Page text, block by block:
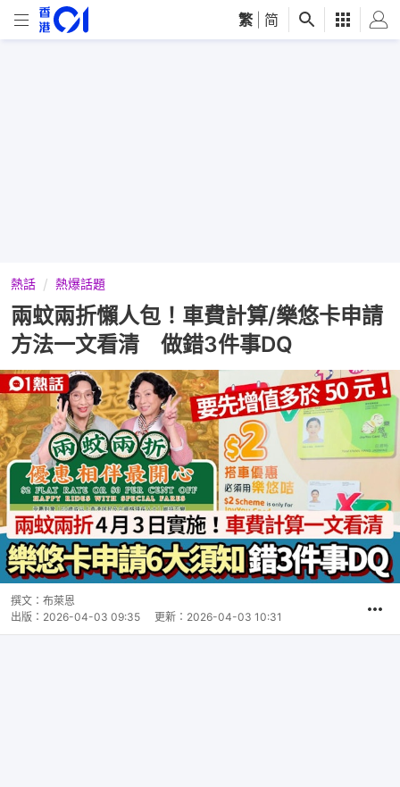
繁 简
熱話 熱爆話題
兩蚊兩折懶人包！車費計算/樂悠卡申請
方法一文看清 做錯3件事DQ
撰文： 布萊恩
出版： 2026-04-03 09:35 更新： 2026-04-03 10:31